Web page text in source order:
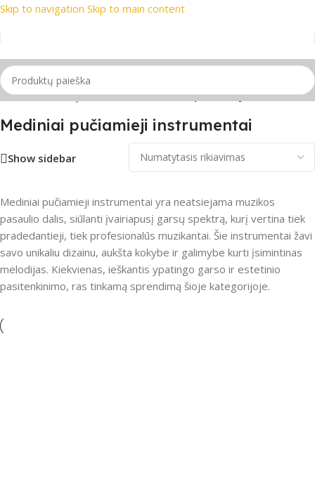
Skip to navigation Skip to main content
📦 Nemokamas
/Pučiamieji instrumentai/Mediniai pučiamieji instrumentai
Mediniai pučiamieji instrumentai
Show sidebar
Mediniai pučiamieji instrumentai yra neatsiejama muzikos
pasaulio dalis, siūlanti įvairiapusį garsų spektrą, kurį vertina tiek
pradedantieji, tiek profesionalūs muzikantai. Šie instrumentai žavi
savo unikaliu dizainu, aukšta kokybe ir galimybe kurti įsimintinas
melodijas. Kiekvienas, ieškantis ypatingo garso ir estetinio
pasitenkinimo, ras tinkamą sprendimą šioje kategorijoje.